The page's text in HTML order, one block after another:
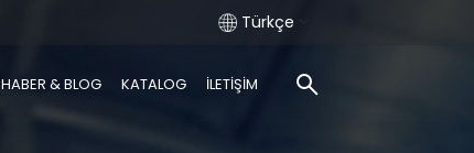
Türkçe
HABER & BLOG KATALOG İLETİŞİM